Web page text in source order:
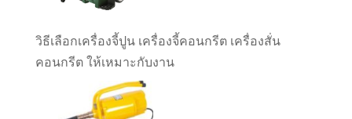
วิธีเลือกเครื่องจี้ปูน เครื่องจี้คอนกรีต เครื่องสั่น
คอนกรีต ให้เหมาะกับงาน